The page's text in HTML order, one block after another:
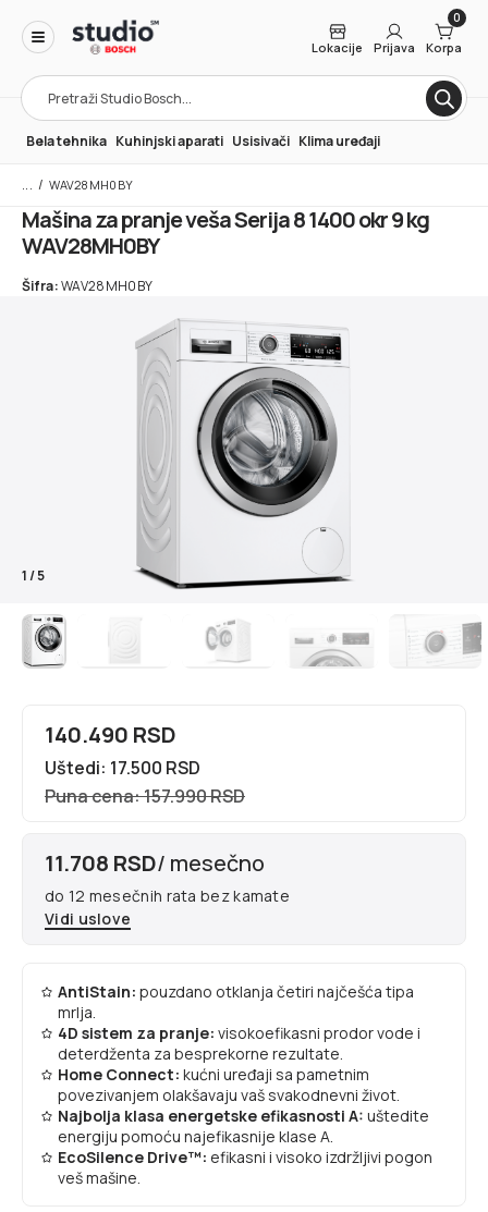
Products
search
Lokacije Prijava
0
Korpa
Bela tehnika Kuhinjski aparati Usisivači Klima uređaji
/ WAV28MH0BY
Mašina za pranje veša Serija 8 1400 okr 9 kg
WAV28MH0BY
Šifra:WAV28MH0BY
1/5
140.490 RSD
Uštedi: 17.500 RSD
Puna cena: 157.990 RSD
11.708 RSD/ mesečno
do 12 mesečnih rata bez kamate
Vidi uslove
AntiStain: pouzdano otklanja četiri najčešća tipa
mrlja.
4D sistem za pranje: visokoefikasni prodor vode i
deterdženta za besprekorne rezultate.
Home Connect: kućni uređaji sa pametnim
povezivanjem olakšavaju vaš svakodnevni život.
Najbolja klasa energetske efikasnosti A: uštedite
energiju pomoću najefikasnije klase A.
EcoSilence Drive™: efikasni i visoko izdržljivi pogon
veš mašine.